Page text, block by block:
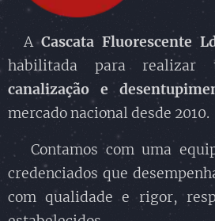
ACascata Fluorescente
habilitada para
canalização
e
mercado nacional desde 2010.
Contamos com uma
credenciados que
com qualidade e rigor,